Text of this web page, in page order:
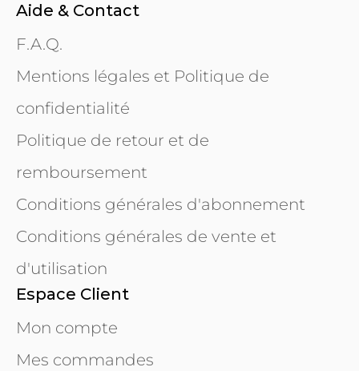
Aide & Contact
F.A.Q.
Mentions légales et Politique de
confidentialité
Politique de retour et de
remboursement
Conditions générales d'abonnement
Conditions générales de vente et
d'utilisation
Espace Client
Mon compte
Mes commandes